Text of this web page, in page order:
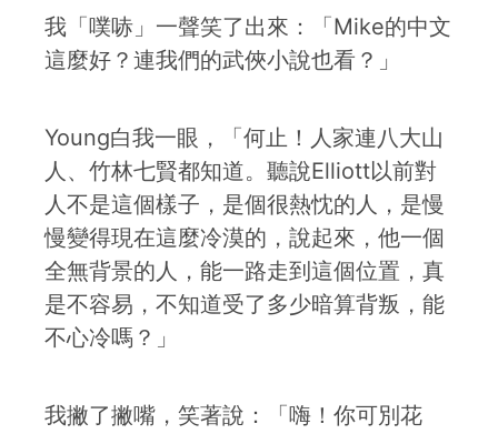
我「噗哧」一聲笑了出來：「Mike的中文
這麼好？連我們的武俠小說也看？」
Young白我一眼，「何止！人家連八大山
人、竹林七賢都知道。聽說Elliott以前對
人不是這個樣子，是個很熱忱的人，是慢
慢變得現在這麼冷漠的，說起來，他一個
全無背景的人，能一路走到這個位置，真
是不容易，不知道受了多少暗算背叛，能
不心冷嗎？」
我撇了撇嘴，笑著說：「嗨！你可別花